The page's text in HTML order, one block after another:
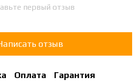
первый отзыв
отзыв
Оплата Гарантия